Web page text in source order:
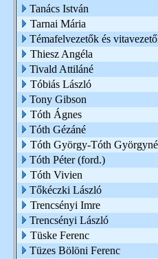
Tanács István
Tarnai Mária
Témafelvezetők és
Thiesz Angéla
Tivald Attiláné
Tóbiás László
Tony Gibson
Tóth Ágnes
Tóth Gézáné
Tóth György-Tóth Györgyné
Tóth Péter (ford.)
Tóth Vivien
Tőkéczki László
Trencsényi Imre
Trencsényi László
Tüske Ferenc
Tüzes Bölöni Ferenc